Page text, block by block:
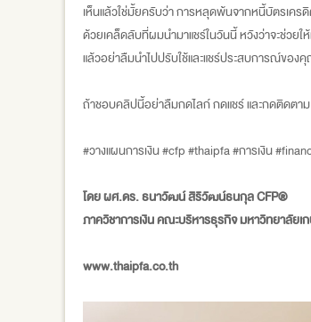
เห็นแล้วใช่มั้ยครับว่า การหลุดพ้นจากหนี้บัตรเครดิ
ด้วยเคล็ดลับที่ผมนำมาแชร์ในวันนี้ หวังว่าจะช่วย
แล้วอย่าลืมนำไปปรับใช้และแชร์ประสบการณ์ขอ
ถ้าชอบคลิปนี้อย่าลืมกดไลก์ กดแชร์ และกดติดต
#วางแผนการเงิน #cfp #thaipfa #การเงิน
โดย ผศ.ดร. ธนาวัฒน์ สิริวัฒน์ธนกุล CFP®
ภาควิชาการเงิน คณะบริหารธุรกิจ มหาวิทยาลัย
www.thaipfa.co.th